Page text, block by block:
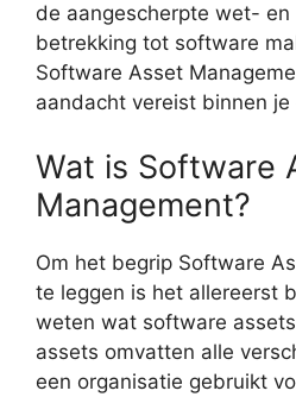
de aangescherpte wet-
betrekking tot software
Software Asset
aandacht vereist binnen je
Wat is Software
Management?
Om het begrip Software
te leggen is het allereerst
weten wat software
assets omvatten alle
een organisatie gebruikt